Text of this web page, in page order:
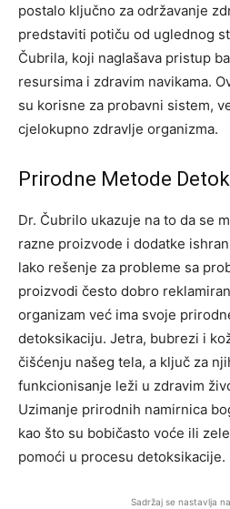
postalo ključno za održavanje
predstaviti potiču od uglednog
Čubrila, koji naglašava pristup
resursima i zdravim navikama.
su korisne za probavni sistem,
cjelokupno zdravlje organizma.
Prirodne Metode
Dr. Čubrilo ukazuje na to da se
razne proizvode i dodatke
lako rešenje za probleme sa
proizvodi često dobro
organizam već ima svoje
detoksikaciju. Jetra, bubrezi i
čišćenju našeg tela, a ključ za
funkcionisanje leži u zdravim
Uzimanje prirodnih namirnica
kao što su bobičasto voće ili
pomoći u procesu detoksikacije.
Sadržaj se nastavlja